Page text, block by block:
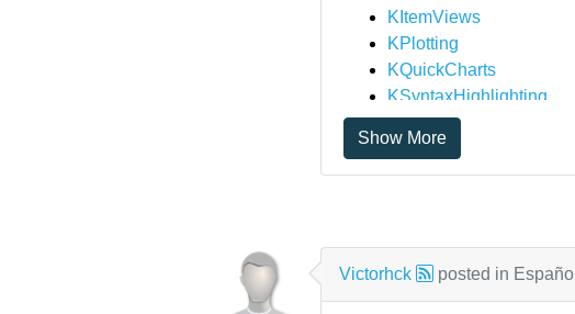
KItemViews
KPlotting
KQuickCharts
KSyntaxHighlighting
KTextTemplate
ModemManagerQt
NetworkManagerQt
Prison
Show More
Victorhck posted in Español